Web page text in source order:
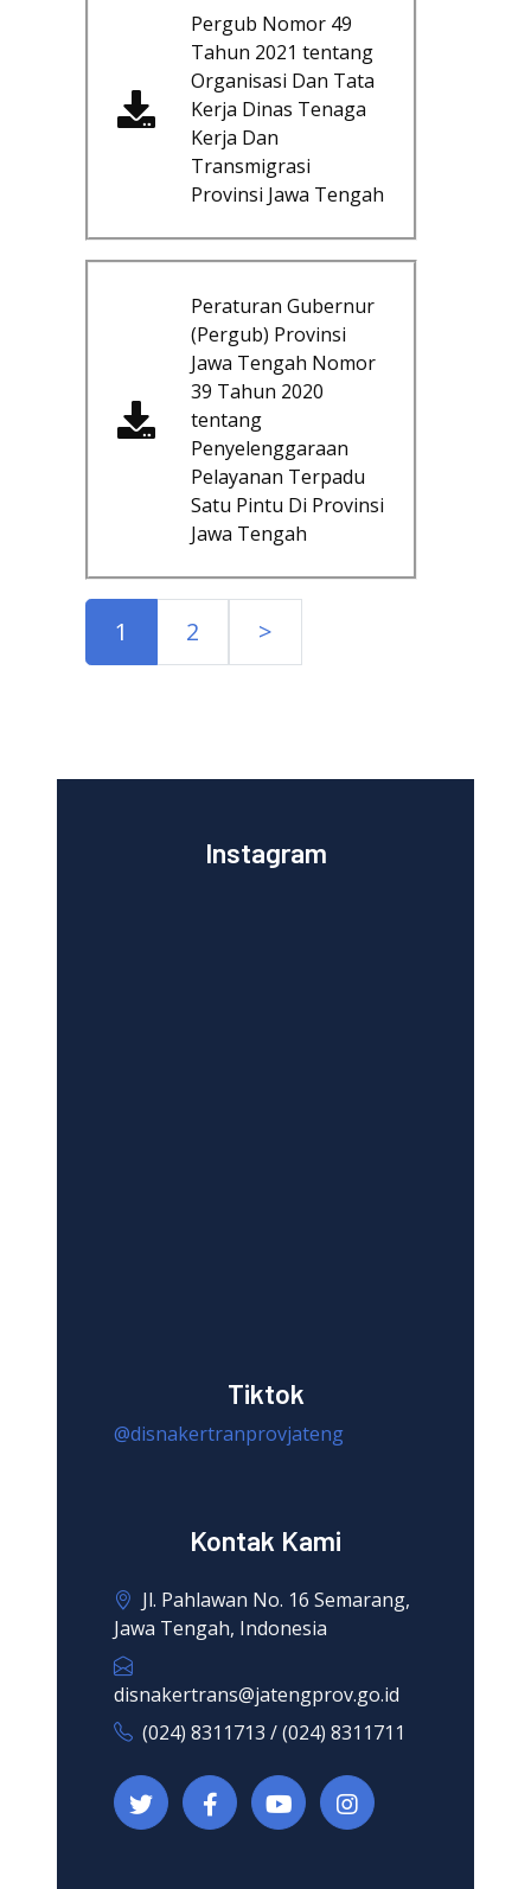
Pergub Nomor 49
Tahun 2021 tentang
Organisasi Dan Tata
Kerja Dinas Tenaga
Kerja Dan
Transmigrasi
Provinsi Jawa Tengah
Peraturan Gubernur
(Pergub) Provinsi
Jawa Tengah Nomor
39 Tahun 2020
tentang
Penyelenggaraan
Pelayanan Terpadu
Satu Pintu Di Provinsi
Jawa Tengah
1 2 >
Instagram
Tiktok
@disnakertranprovjateng
Kontak Kami
Jl. Pahlawan No. 16 Semarang,
Jawa Tengah, Indonesia
disnakertrans@jatengprov.go.id
(024) 8311713 / (024) 8311711